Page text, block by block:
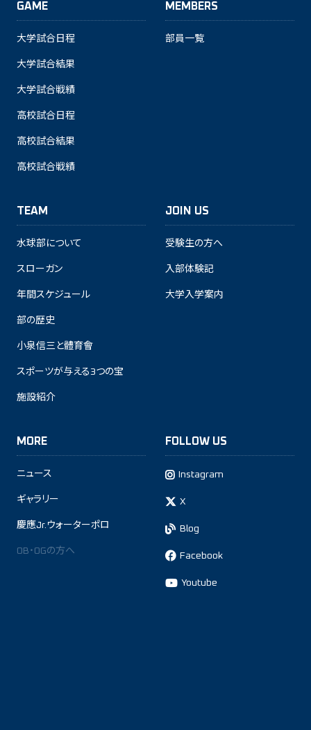
GAME
大学試合日程
大学試合結果
大学試合戦績
高校試合日程
高校試合結果
高校試合戦績
MEMBERS
部員一覧
TEAM
水球部について
スローガン
年間スケジュール
部の歴史
小泉信三と體育會
スポーツが与える3つの宝
施設紹介
JOIN US
受験生の方へ
入部体験記
大学入学案内
MORE
ニュース
ギャラリー
慶應Jr.ウォーターポロ
OB・OGの方へ
FOLLOW US
Instagram
X
Blog
Facebook
Youtube